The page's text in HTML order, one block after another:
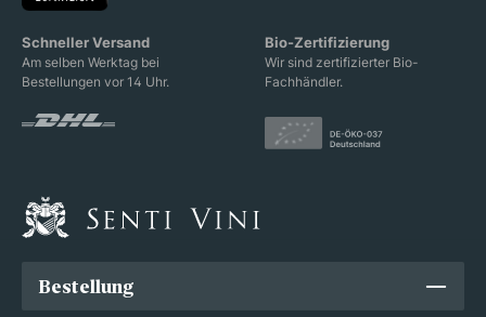
Schneller Versand
Am selben Werktag bei
Bestellungen vor 14 Uhr.
Bio-Zertifizierung
Wir sind zertifizierter Bio-
Fachhändler.
Bestellung